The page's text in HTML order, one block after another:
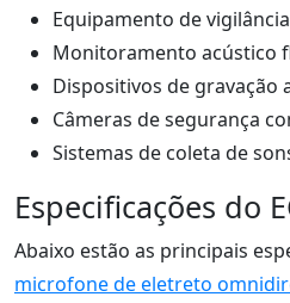
Equipamento de
Monitoramento acústico
Dispositivos de
Câmeras de segurança
Sistemas de coleta de
Especificações do
Abaixo estão as principais
microfone de eletreto